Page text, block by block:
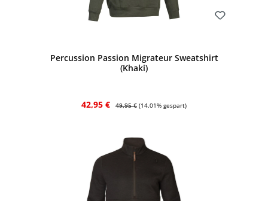
Percussion Passion Migrateur Sweatshirt
(Khaki)
Verkaufspreis:
42,95 € Regulärer Preis:
49,95 € (14.01% gespart)